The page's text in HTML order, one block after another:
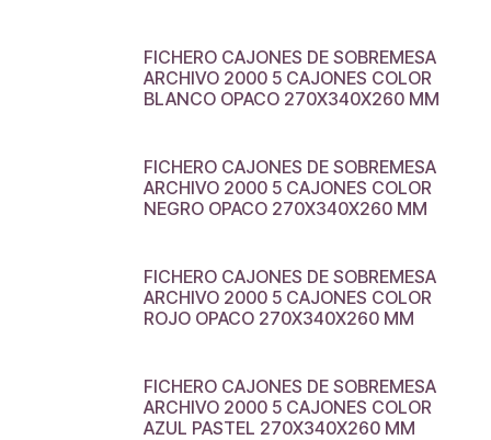
FICHERO CAJONES DE SOBREMESA
ARCHIVO 2000 5 CAJONES COLOR
BLANCO OPACO 270X340X260 MM
FICHERO CAJONES DE SOBREMESA
ARCHIVO 2000 5 CAJONES COLOR
NEGRO OPACO 270X340X260 MM
FICHERO CAJONES DE SOBREMESA
ARCHIVO 2000 5 CAJONES COLOR
ROJO OPACO 270X340X260 MM
FICHERO CAJONES DE SOBREMESA
ARCHIVO 2000 5 CAJONES COLOR
AZUL PASTEL 270X340X260 MM